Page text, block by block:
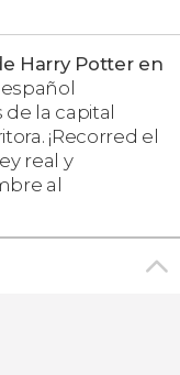
Harry Potter en
la capital
¡Recorred el
real y
al